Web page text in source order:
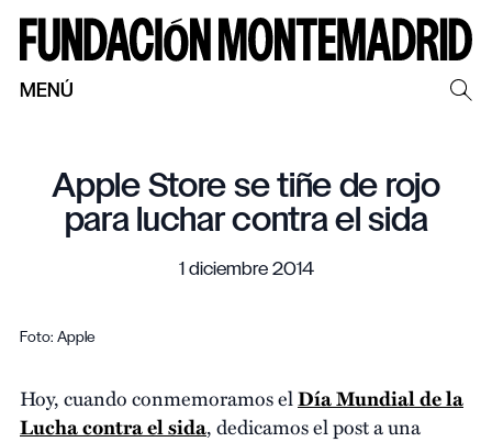
MENÚ
Apple Store se tiñe de rojo
para luchar contra el sida
1 diciembre 2014
Foto: Apple
Hoy, cuando conmemoramos elDía Mundial de la
Lucha contra el sida, dedicamos el post a una